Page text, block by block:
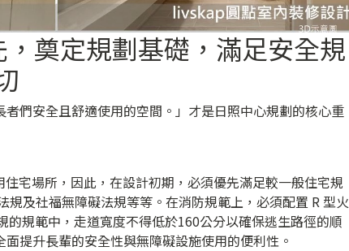
奠定規劃基礎，滿足安全規
們安全且舒適使用的空間。」才是日照中心規劃的核心重
宅場所，因此，在設計初期，必須優先滿足較一般住宅規
及社福無障礙法規等等。在消防規範上，必須配置 R 型火
的規範中，走道寬度不得低於160公分以確保逃生路徑的順
提升長輩的安全性與無障礙設施使用的便利性。